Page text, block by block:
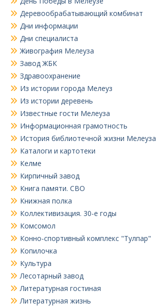
Деревообрабатывающий комбинат
Дни информации
Дни специалиста
Живография Мелеуза
Завод ЖБК
Здравоохранение
Из истории города Мелеуз
Из истории деревень
Известные гости Мелеуза
Информационная грамотность
История библиотечной жизни Мелеуза
Каталоги и картотеки
Келме
Кирпичный завод
Книга памяти. СВО
Книжная полка
Коллективизация. 30-е годы
Комсомол
Конно-спортивный комплекс "Тулпар"
Копилочка
Культура
Лесотарный завод
Литературная гостиная
Литературная жизнь